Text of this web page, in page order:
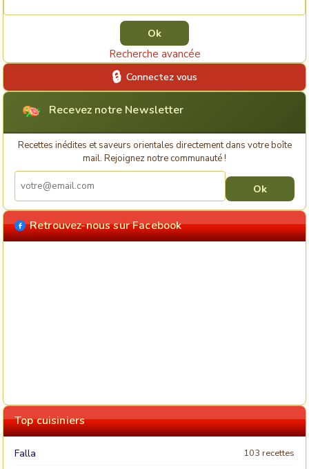
Recherche avancée
Connectez vous
Recevez notre Newsletter
Recettes inédites et saveurs orientales directement dans votre boîte
mail. Rejoignez notre communauté !
Retrouvez-nous sur Facebook
Top cuisiniers
Falla 103 recettes